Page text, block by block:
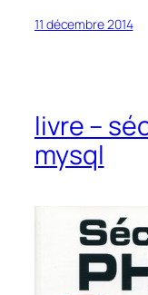
11 décembre 2014
livre –
mysql